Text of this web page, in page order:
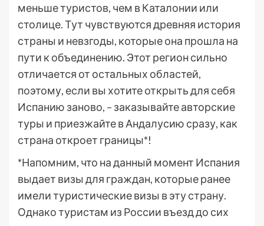
меньше туристов, чем в Каталонии или
столице. Тут чувствуются древняя история
страны и невзгоды, которые она прошла на
пути к объединению. Этот регион сильно
отличается от остальных областей,
поэтому, если вы хотите открыть для себя
Испанию заново, – заказывайте авторские
туры и приезжайте в Андалусию сразу, как
страна откроет границы*!
*Напомним, что на данный момент Испания
выдает визы для граждан, которые ранее
имели туристические визы в эту страну.
Однако туристам из России въезд до сих